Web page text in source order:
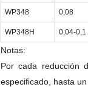
WP348 0,08
WP348H 0,04-0,1
Notas:
Por cada reducción
especificado, hasta